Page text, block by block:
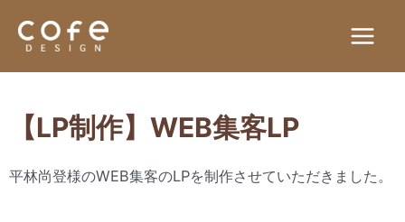
【LP制作】WEB集客LP
平林尚登様のWEB集客のLPを制作させていただきました。